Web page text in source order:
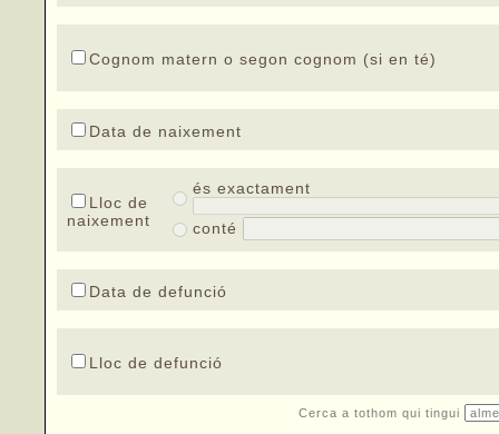
Cognom matern o segon cognom (si en té)
Data de naixement
Lloc de
naixement
és exactament
conté
Data de defunció
Lloc de defunció
Cerca a tothom qui tingui